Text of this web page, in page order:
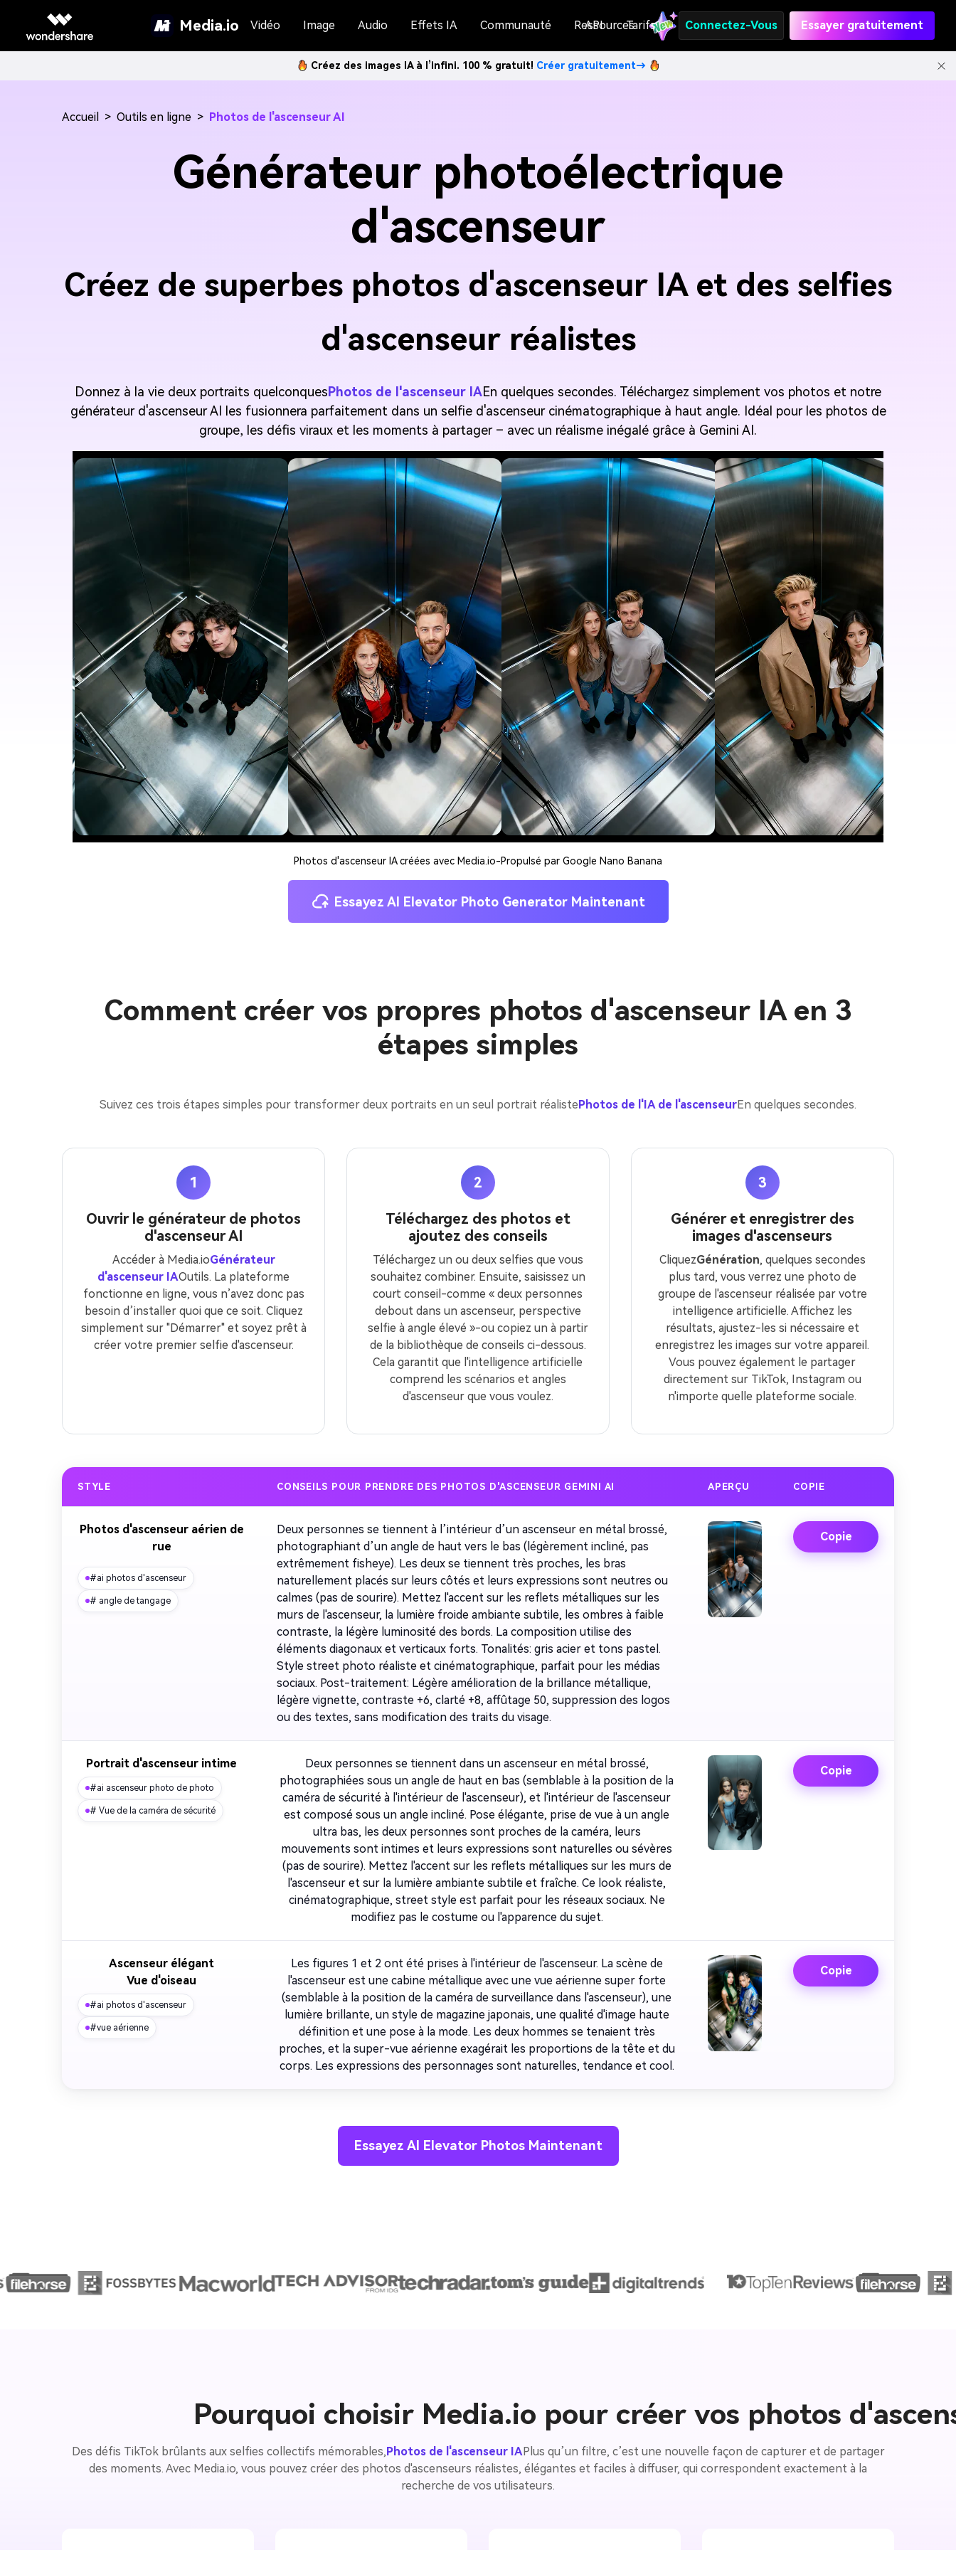
Media.io Vidéo Image Audio Effets IA Communauté Ressources
API Tarifs Connectez-Vous Essayer gratuitement
Créez des images IA à l’infini. 100 % gratuit! Créer gratuitement→
Accueil > Outils en ligne > Photos de l'ascenseur AI
Générateur photoélectrique
d'ascenseur
Créez de superbes photos d'ascenseur IA et des selfies
d'ascenseur réalistes
Donnez à la vie deux portraits quelconquesPhotos de l'ascenseur IAEn quelques secondes. Téléchargez simplement vos photos et notre
générateur d'ascenseur AI les fusionnera parfaitement dans un selfie d'ascenseur cinématographique à haut angle. Idéal pour les photos de
groupe, les défis viraux et les moments à partager – avec un réalisme inégalé grâce à Gemini AI.
Photos d'ascenseur IA créées avec Media.io-Propulsé par Google Nano Banana
Essayez AI Elevator Photo Generator Maintenant
Comment créer vos propres photos d'ascenseur IA en 3
étapes simples
Suivez ces trois étapes simples pour transformer deux portraits en un seul portrait réalistePhotos de l'IA de l'ascenseurEn quelques secondes.
1
Ouvrir le générateur de photos
d'ascenseur AI
Accéder à Media.ioGénérateur
d'ascenseur IAOutils. La plateforme
fonctionne en ligne, vous n’avez donc pas
besoin d’installer quoi que ce soit. Cliquez
simplement sur "Démarrer" et soyez prêt à
créer votre premier selfie d'ascenseur.
2
Téléchargez des photos et
ajoutez des conseils
Téléchargez un ou deux selfies que vous
souhaitez combiner. Ensuite, saisissez un
court conseil-comme « deux personnes
debout dans un ascenseur, perspective
selfie à angle élevé »-ou copiez un à partir
de la bibliothèque de conseils ci-dessous.
Cela garantit que l'intelligence artificielle
comprend les scénarios et angles
d'ascenseur que vous voulez.
3
Générer et enregistrer des
images d'ascenseurs
CliquezGénération, quelques secondes
plus tard, vous verrez une photo de
groupe de l'ascenseur réalisée par votre
intelligence artificielle. Affichez les
résultats, ajustez-les si nécessaire et
enregistrez les images sur votre appareil.
Vous pouvez également le partager
directement sur TikTok, Instagram ou
n'importe quelle plateforme sociale.
STYLE CONSEILS POUR PRENDRE DES PHOTOS D'ASCENSEUR GEMINI AI APERÇU COPIE
Photos d'ascenseur aérien de
rue
#ai photos d'ascenseur
# angle de tangage
Deux personnes se tiennent à l’intérieur d’un ascenseur en métal brossé,
photographiant d’un angle de haut vers le bas (légèrement incliné, pas
extrêmement fisheye). Les deux se tiennent très proches, les bras
naturellement placés sur leurs côtés et leurs expressions sont neutres ou
calmes (pas de sourire). Mettez l'accent sur les reflets métalliques sur les
murs de l'ascenseur, la lumière froide ambiante subtile, les ombres à faible
contraste, la légère luminosité des bords. La composition utilise des
éléments diagonaux et verticaux forts. Tonalités: gris acier et tons pastel.
Style street photo réaliste et cinématographique, parfait pour les médias
sociaux. Post-traitement: Légère amélioration de la brillance métallique,
légère vignette, contraste +6, clarté +8, affûtage 50, suppression des logos
ou des textes, sans modification des traits du visage.
Copie
Portrait d'ascenseur intime
#ai ascenseur photo de photo
# Vue de la caméra de sécurité
Deux personnes se tiennent dans un ascenseur en métal brossé,
photographiées sous un angle de haut en bas (semblable à la position de la
caméra de sécurité à l'intérieur de l'ascenseur), et l'intérieur de l'ascenseur
est composé sous un angle incliné. Pose élégante, prise de vue à un angle
ultra bas, les deux personnes sont proches de la caméra, leurs
mouvements sont intimes et leurs expressions sont naturelles ou sévères
(pas de sourire). Mettez l'accent sur les reflets métalliques sur les murs de
l'ascenseur et sur la lumière ambiante subtile et fraîche. Ce look réaliste,
cinématographique, street style est parfait pour les réseaux sociaux. Ne
modifiez pas le costume ou l'apparence du sujet.
Copie
Ascenseur élégant
Vue d'oiseau
#ai photos d'ascenseur
#vue aérienne
Les figures 1 et 2 ont été prises à l'intérieur de l'ascenseur. La scène de
l'ascenseur est une cabine métallique avec une vue aérienne super forte
(semblable à la position de la caméra de surveillance dans l'ascenseur), une
lumière brillante, un style de magazine japonais, une qualité d'image haute
définition et une pose à la mode. Les deux hommes se tenaient très
proches, et la super-vue aérienne exagérait les proportions de la tête et du
corps. Les expressions des personnages sont naturelles, tendance et cool.
Copie
Essayez AI Elevator Photos Maintenant
Pourquoi choisir Media.io pour créer vos photos
Des défis TikTok brûlants aux selfies collectifs mémorables,Photos de l'ascenseur IAPlus qu’un filtre, c’est une nouvelle façon de capturer et de partager
des moments. Avec Media.io, vous pouvez créer des photos d'ascenseurs réalistes, élégantes et faciles à diffuser, qui correspondent exactement à la
recherche de vos utilisateurs.
Créez des images IA
à l’infini. 100 %
gratuit!
Créer Gratuitement →